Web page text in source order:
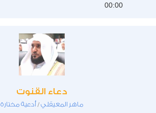
00:00
دعاء القنوت
ماهر المعيقلي/أدعية مختارة